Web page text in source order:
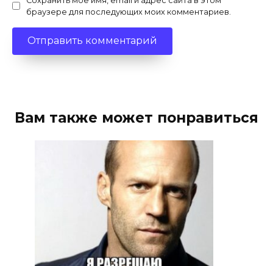
браузере для последующих моих комментариев.
Вам также может понравиться